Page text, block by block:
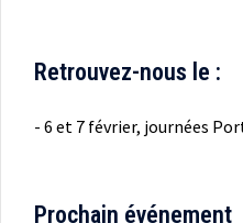
Retrouvez-nous le :
- 6 et 7 février, journées
Prochain événement